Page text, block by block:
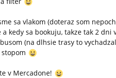
sa vlakom (doteraz som
a kedy sa bookuju, takze tak 2
(na dlhsie trasy to
v Mercadone!